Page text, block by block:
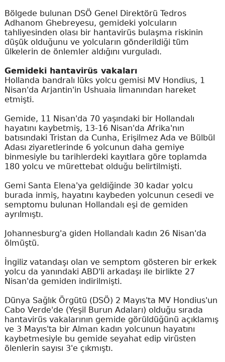
Bölgede bulunan DSÖ Genel Direktörü Tedros
Adhanom Ghebreyesu, gemideki yolcuların
tahliyesinden olası bir hantavirüs bulaşma riskinin
düşük olduğunu ve yolcuların gönderildiği tüm
ülkelerin de önlemler aldığını vurguladı.
Gemideki hantavirüs vakaları
Hollanda bandralı lüks yolcu gemisi MV Hondius, 1
Nisan'da Arjantin'in Ushuaia limanından hareket
etmişti.
Gemide, 11 Nisan'da 70 yaşındaki bir Hollandalı
hayatını kaybetmiş, 13-16 Nisan'da Afrika'nın
batısındaki Tristan da Cunha, Erişilmez Ada ve Bülbül
Adası ziyaretlerinde 6 yolcunun daha gemiye
binmesiyle bu tarihlerdeki kayıtlara göre toplamda
180 yolcu ve mürettebat olduğu belirtilmişti.
Gemi Santa Elena'ya geldiğinde 30 kadar yolcu
burada inmiş, hayatını kaybeden yolcunun cesedi ve
semptomu bulunan Hollandalı eşi de gemiden
ayrılmıştı.
Johannesburg'a giden Hollandalı kadın 26 Nisan'da
ölmüştü.
İngiliz vatandaşı olan ve semptom gösteren bir erkek
yolcu da yanındaki ABD'li arkadaşı ile birlikte 27
Nisan'da gemiden indirilmişti.
Dünya Sağlık Örgütü (DSÖ) 2 Mayıs'ta MV Hondius'un
Cabo Verde'de (Yeşil Burun Adaları) olduğu sırada
hantavirüs vakalarının gemide görüldüğünü açıklamış
ve 3 Mayıs'ta bir Alman kadın yolcunun hayatını
kaybetmesiyle bu gemide seyahat edip virüsten
ölenlerin sayısı 3'e çıkmıştı.